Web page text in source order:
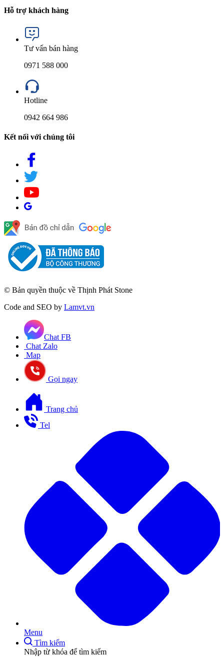
Hỗ trợ khách hàng
Tư vấn bán hàng
0971 588 000
Hotline
0942 664 986
Kết nối với chúng tôi
© Bản quyền thuộc về Thịnh Phát Stone
Code and SEO by Lamvt.vn
Chat FB
Chat Zalo
Map
Gọi ngay
Trang chủ
Tel
Menu
Tìm kiếm
Nhập từ khóa để tìm kiếm